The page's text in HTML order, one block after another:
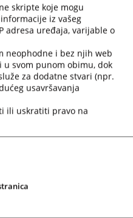
ili drugo lice ovlašteno za
nema elektronski potpis,
isprintati, potpisati i potpis
potpisa, te potom
potpisom ili prijave bez
koji se podnose sudu
radi daljnjeg postupanja,
prijave.
jezik
skripte koje mogu
iz vašeg
adresa uređaja, varijable o
neophodne i bez njih web
svom punom obimu, dok
za dodatne stvari (npr.
usavršavanja
ili uskratiti pravo na